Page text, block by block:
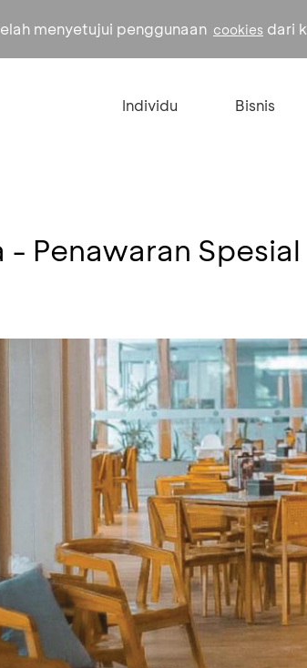
menyetujui penggunaan cookies dari
Individu Bisnis
Penawaran Spesial